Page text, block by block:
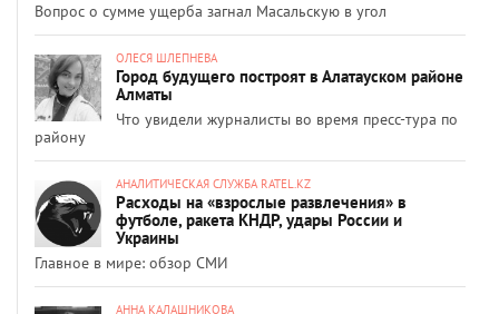
Вопрос о сумме ущерба загнал Масальскую в угол
ОЛЕСЯ ШЛЕПНЕВА
Город будущего построят в Алатауском районе
Алматы
Что увидели журналисты во время пресс-тура по
району
АНАЛИТИЧЕСКАЯ СЛУЖБА RATEL.KZ
Расходы на «взрослые развлечения» в
футболе, ракета КНДР, удары России и
Украины
Главное в мире: обзор СМИ
АННА КАЛАШНИКОВА